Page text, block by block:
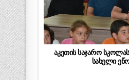
აკეთის საჯარო
სახელი